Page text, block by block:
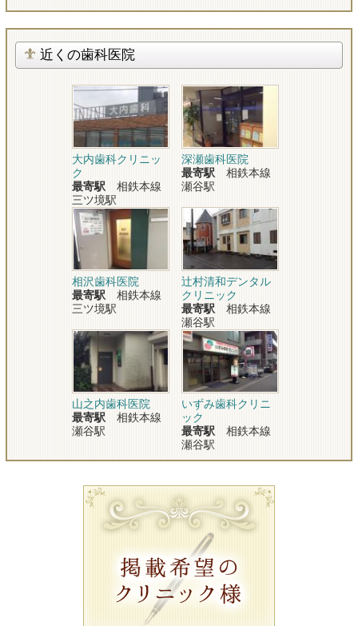
近くの歯科医院
大内歯科クリニッ
ク
最寄駅 相鉄本線
三ツ境駅
深瀬歯科医院
最寄駅 相鉄本線
瀬谷駅
相沢歯科医院
最寄駅 相鉄本線
三ツ境駅
辻村清和デンタル
クリニック
最寄駅 相鉄本線
瀬谷駅
山之内歯科医院
最寄駅 相鉄本線
瀬谷駅
いずみ歯科クリニ
ック
最寄駅 相鉄本線
瀬谷駅